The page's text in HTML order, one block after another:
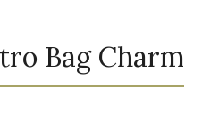
Bag Charm